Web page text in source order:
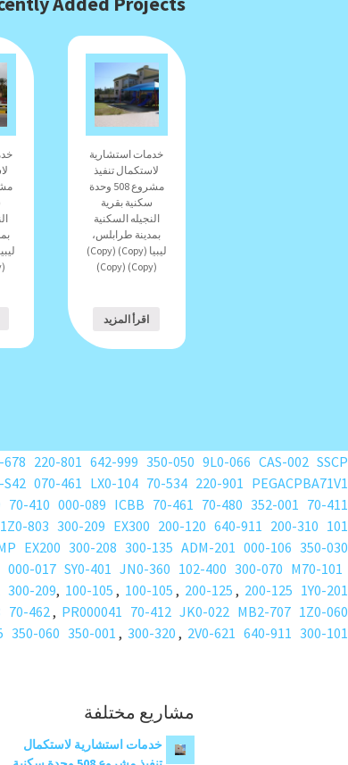
(Copy) (Copy)
خدمات استشارية
لاستكمال تنفيذ
مشروع 508 وحدة
سكنية بقرية
النجيله السكنية
بمدينة طرابلس،
ليبيا (Copy) (Copy)
(Copy) (Copy)
اقرأ المزيد
SSCP
CAS-002
9L0-066
350-050
642-999
220-801
678
PEGACPBA71V1
220-901
70-534
LX0-104
070-461
70-411
352-001
70-480
70-461
ICBB
000-089
70-410
101
200-310
640-911
200-120
EX300
300-209
1Z0-803
350-030
000-106
ADM-201
300-135
300-208
EX200
M70-101
300-070
102-400
JN0-360
SY0-401
000-017
1Y0-201
200-125
,
200-125
,
100-105
,
100-105
,
300-209
1Z0-060
MB2-707
JK0-022
70-412
PR000041
,
70-462
300-101
640-911
2V0-621
,
300-320
,
350-001
350-060
مشاريع مختلفة
خدمات استشارية لاستكمال